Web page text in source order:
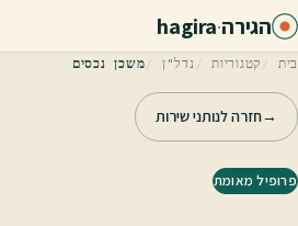
דלג לתוכן הראשי
הגירה·
hagira
בית קטגוריות נדל"ן משכן נכסים
→חזרה לנותני שירות
פרופיל מאומת